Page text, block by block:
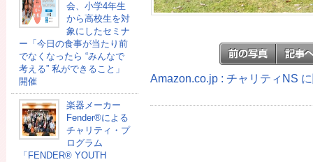
会、小学4年生
から高校生を対
象にしたセミナ
ー「今日の食事が当たり前
でなくなったら “みんなで
考える” 私ができること」
開催
楽器メーカー
Fender®による
チャリティ・プ
ログラム
「FENDER®︎ YOUTH
Amazon.co.jp : チャリティNS